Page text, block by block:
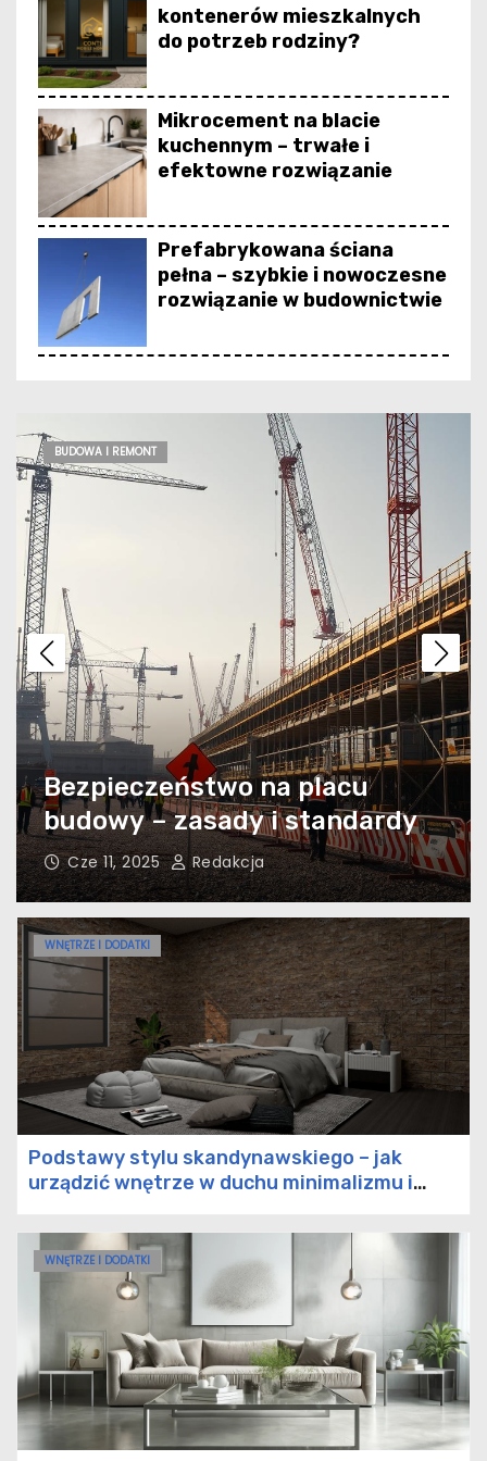
kontenerów mieszkalnych
do potrzeb rodziny?
Mikrocement na blacie
kuchennym – trwałe i
efektowne rozwiązanie
Prefabrykowana ściana
pełna – szybkie i nowoczesne
rozwiązanie w budownictwie
Znaczenie Systemów
Nawadniających w
Utrzymaniu Zieleni
Hokery pikowane i barowe –
jak wybrać eleganckie i
funkcjonalne siedziska do
kuchni i jadalni?
Podstawy stylu
skandynawskiego – jak
urządzić wnętrze w duchu
minimalizmu i
funkcjonalności?
Skuteczne metody
zwalczania szkodników w
obiektach komercyjnych
Tynk mozaikowy
zewnętrzny: Cechy i
zastosowanie.
Solidny dach – jakie warunki
Jak śruby z uchem oraz inne
akcesoria do uchwytów i
magnesów ułatwiają
organizację przestrzeni
roboczej?
BUDOWA I REMONT
Tynk mozaikowy zewnętrzny:
Cechy i zastosowanie.
Sty 8, 2025 Redakcja
WNĘTRZE I DODATKI
Podstawy stylu skandynawskiego – jak
urządzić wnętrze w duchu minimalizmu i
WNĘTRZE I DODATKI